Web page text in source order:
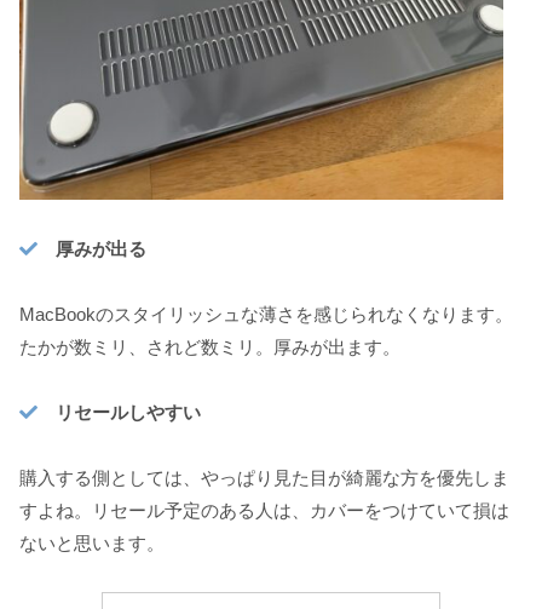
厚みが出る
MacBookのスタイリッシュな薄さを感じられなくなります。
たかが数ミリ、されど数ミリ。厚みが出ます。
リセールしやすい
購入する側としては、やっぱり見た目が綺麗な方を優先しま
すよね。リセール予定のある人は、カバーをつけていて損は
ないと思います。